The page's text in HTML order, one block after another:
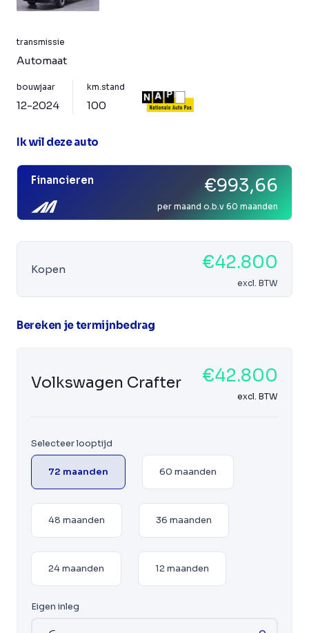
transmissie
Automaat
bouwjaar
12-2024
km.stand
100
Ik wil deze auto
Financieren €993,66
per maand o.b.v 60 maanden
Kopen €42.800
excl. BTW
Bereken je termijnbedrag
Volkswagen Crafter €42.800
excl. BTW
Selecteer looptijd
72 maanden 60 maanden
48 maanden 36 maanden
24 maanden 12 maanden
Eigen inleg